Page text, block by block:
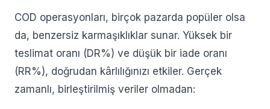
COD operasyonları, birçok pazarda popüler olsa
da, benzersiz karmaşıklıklar sunar. Yüksek bir
teslimat oranı (DR%) ve düşük bir iade oranı
(RR%), doğrudan kârlılığınızı etkiler. Gerçek
zamanlı, birleştirilmiş veriler olmadan: